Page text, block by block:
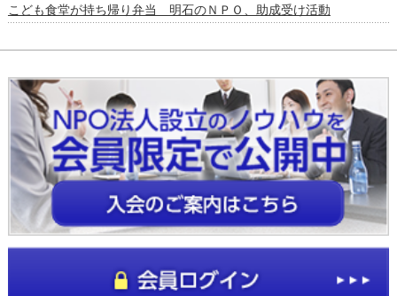
こども食堂が持ち帰り弁当 明石のＮＰＯ、助成受け活動